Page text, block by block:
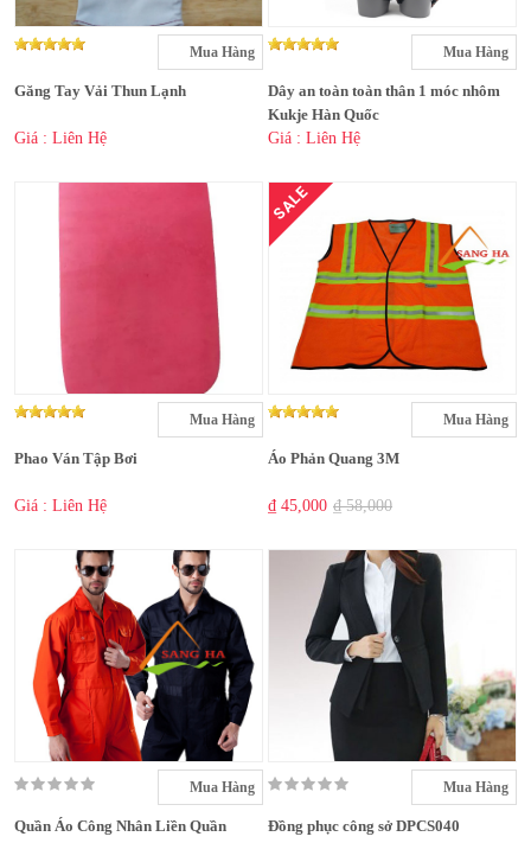
Mua Hàng
Găng Tay Vải Thun Lạnh
Giá : Liên Hệ
Mua Hàng
Dây an toàn toàn thân 1 móc nhôm
Kukje Hàn Quốc
Giá : Liên Hệ
Mua Hàng
Phao Ván Tập Bơi
Giá : Liên Hệ
SALE
Mua Hàng
Áo Phản Quang 3M
₫ 45,000 ₫ 58,000
Mua Hàng
Quần Áo Công Nhân Liền Quần
Mua Hàng
Đồng phục công sở DPCS040